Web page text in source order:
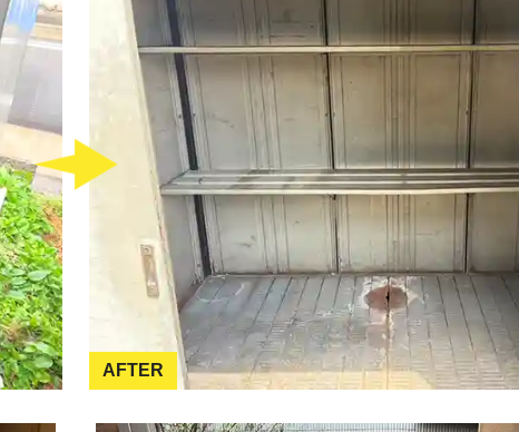
AFTER